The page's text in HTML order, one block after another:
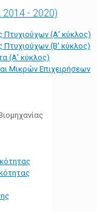
- 2020)
Πτυχιούχων (Α' κύκλος)
Πτυχιούχων (Β' κύκλος)
(Α' κύκλος)
Μικρών Επιχειρήσεων